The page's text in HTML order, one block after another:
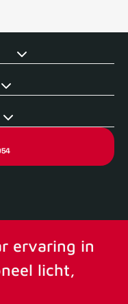
Echte winkel +35
ervaring in
licht,